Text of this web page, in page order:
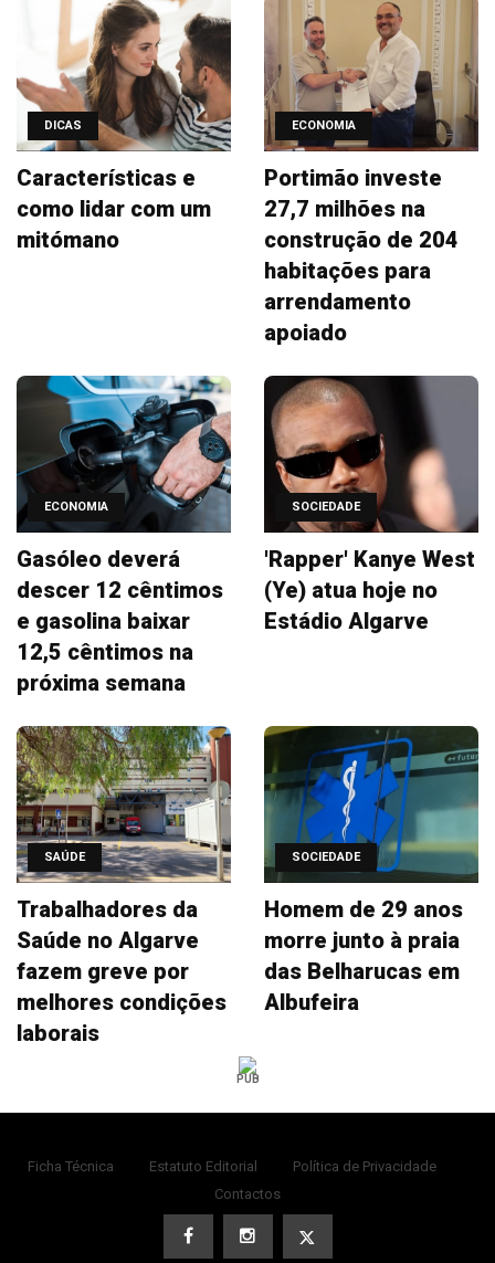
DICAS
Características e
como lidar com um
mitómano
ECONOMIA
Portimão investe
27,7 milhões na
construção de 204
habitações para
arrendamento
apoiado
ECONOMIA
Gasóleo deverá
descer 12 cêntimos
e gasolina baixar
12,5 cêntimos na
próxima semana
SOCIEDADE
'Rapper' Kanye West
(Ye) atua hoje no
Estádio Algarve
SAÚDE
Trabalhadores da
Saúde no Algarve
fazem greve por
melhores condições
laborais
SOCIEDADE
Homem de 29 anos
morre junto à praia
das Belharucas em
Albufeira
PUB
Ficha Técnica Estatuto Editorial
Política de Privacidade
Contactos